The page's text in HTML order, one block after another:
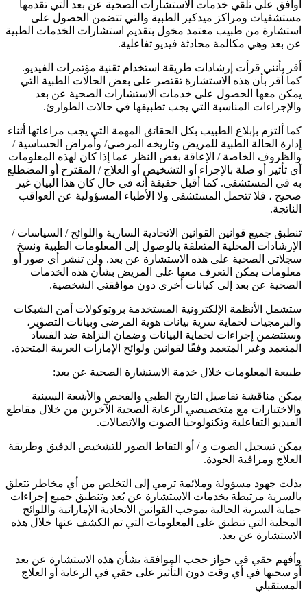
أوافق على تلقي خدمات الاستشارات الصحية عن بعد التي تقدمها
مستشفيات ومراكز ميدكير الطبية والتي تتضمن الحصول على
استشارة من طبيب معتمد مخول بتقديم استشارات الخدمات الطبية
عن بعد وهي مكالمة محادثة فيديو تفاعلية.
أقر بأنني قرأت إرشادات طريقة استخدام تقنية مؤتمرات الفيديو.
كما أقر بأن هذه الاستشارة تقتصر على بعض الحالات الطبية التي
يمكن معها الحصول على خدمات الاستشارات الصحية عن بعد
والإجراءات المناسبة التي يجب تطبيقها في حالات الطوارئ.
كما ألتزم بإبلاغ الطبيب بكل الحقائق المهمة التي يجب مراعاتها أثناء
إدارة الحالة الطبية للمريض وتاريخه المرضي/ وأمراض الحساسية /
والظروف الخاصة / الإعاقة بغض النظر عما إذا كان لهذه المعلومات
أي تأثير أو صلة بالإجراء أو التشخيص أو العلاج / المقترح أو المضطلع
به في المستشفى. كما أقبل حقيقة أنه في حال كان هذا البيان غير
صحيح ، فلا تتحمل المستشفى ولا الأطباء المسؤولية عن العواقب
الناتجة.
تنطبق جميع قوانين القوانين الاتحادية السارية واللوائح / السياسات /
الإرشادات المحلية المتعلقة بالوصول إلى المعلومات الطبية ونسخ
سجلاتي الصحية على هذه الاستشارة عن بعد. ولن تنشر أي صور أو
معلومات يمكن التعرف معها على المريض بشأن هذه الخدمات
الصحية عن بعد إلى كيانات أخرى دون موافقتي الشخصية.
ستشمل الأنظمة الإلكترونية المستخدمة بروتوكولات أمن الشبكات
والبرمجيات لحماية سرية بيانات هوية المرضى وبيانات التصوير،
وستتضمن إجراءات لحماية البيانات وضمان النزاهة ضد الفساد
المتعمد وغير المتعمد وفقًا لقوانين ولوائح الإمارات العربية المتحدة.
طبيعة المعلومات خلال خدمة الاستشارة الصحية عن بعد:
يمكن مناقشة تفاصيل التاريخ الطبي والفحص والأشعة السينية
والاختبارات مع متخصيصي الرعاية الصحية الآخرين من خلال مقاطع
الفيديو التفاعلية وتكنولوجيا الصوت والاتصالات.
يمكن تسجيل الصوت و / أو التقاط الصور للتشخيص الدقيق وطريقة
العلاج ومراقبة الجودة.
بذلت جهود مسؤولة وملائمة ترمي إلى التخلص من أي مخاطر تتعلق
بالسرية مرتبطة بخدمات الاستشارة عن بُعد وتنطبق جميع إجراءات
حماية السرية الحالية بموجب القوانين الاتحادية الإماراتية واللوائح
المحلية التي تنطبق على المعلومات التي تم الكشف عنها خلال هذه
الاستشارة عن بعد.
وأفهم حقي في جواز حجب الموافقة بشأن هذه الاستشارة عن بعد
أو سحبها في أي وقت دون التأثير على حقي في الرعاية أو العلاج
المستقبلي